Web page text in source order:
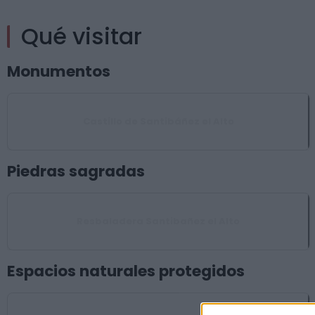
Qué visitar
Monumentos
Piedras sagradas
Espacios naturales protegidos